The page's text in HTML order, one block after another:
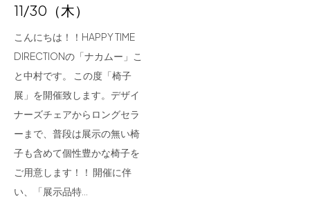
11/30（木）
こんにちは！！HAPPY TIME
DIRECTIONの「ナカムー」こ
と中村です。 この度「椅子
展」を開催致します。デザイ
ナーズチェアからロングセラ
ーまで、普段は展示の無い椅
子も含めて個性豊かな椅子を
ご用意します！！ 開催に伴
い、「展示品特…